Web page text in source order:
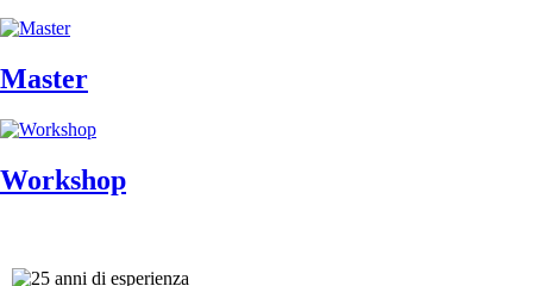
Master
Workshop